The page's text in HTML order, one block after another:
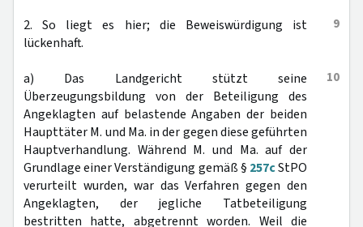
9
2. So liegt es hier; die Beweiswürdigung ist
lückenhaft.
10
a) Das Landgericht stützt seine
Überzeugungsbildung von der Beteiligung des
Angeklagten auf belastende Angaben der beiden
Haupttäter M. und Ma. in der gegen diese geführten
Hauptverhandlung. Während M. und Ma. auf der
Grundlage einer Verständigung gemäß § 257cStPO
verurteilt wurden, war das Verfahren gegen den
Angeklagten, der jegliche Tatbeteiligung
bestritten hatte, abgetrennt worden. Weil die